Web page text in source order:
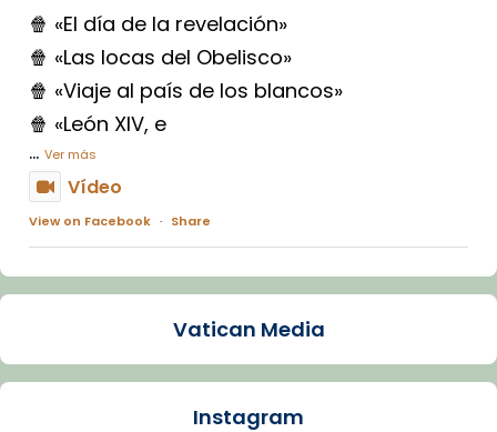
🍿 «El día de la revelación»
🍿 «Las locas del Obelisco»
🍿 «Viaje al país de los blancos»
🍿 «León XIV, e
... Ver más
Vídeo
View on Facebook · Share
Arquebisbat de Barcelona
La Carmina va patir depressió. Fa gairebé
dos mesos, a l'Estadi Lluís Companys, la
Vatican Media
Instagram